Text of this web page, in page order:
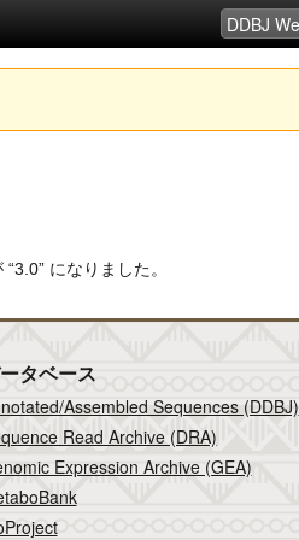
になりました。
タベース
Assembled Sequences (DDBJ)
Read Archive (DRA)
Expression Archive (GEA)